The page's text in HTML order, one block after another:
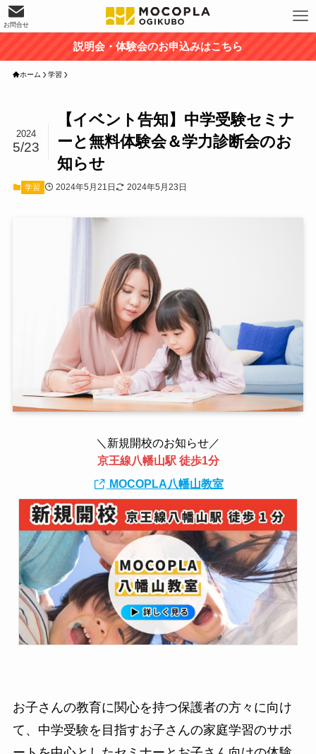
お問合せ
説明会・体験会のお申込みはこちら
ホーム 学習
【イベント告知】中学受験セミナ
ーと無料体験会＆学力診断会のお
知らせ
2024
5/23
学習 2024年5月21日 2024年5月23日
＼新規開校のお知らせ／
京王線八幡山駅 徒歩1分
MOCOPLA八幡山教室
お子さんの教育に関心を持つ保護者の方々に向け
て、中学受験を目指すお子さんの家庭学習のサポ